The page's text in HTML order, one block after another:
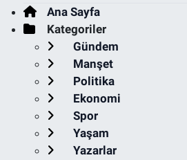
Ana Sayfa
Kategoriler
Gündem
Manşet
Politika
Ekonomi
Spor
Yaşam
Yazarlar